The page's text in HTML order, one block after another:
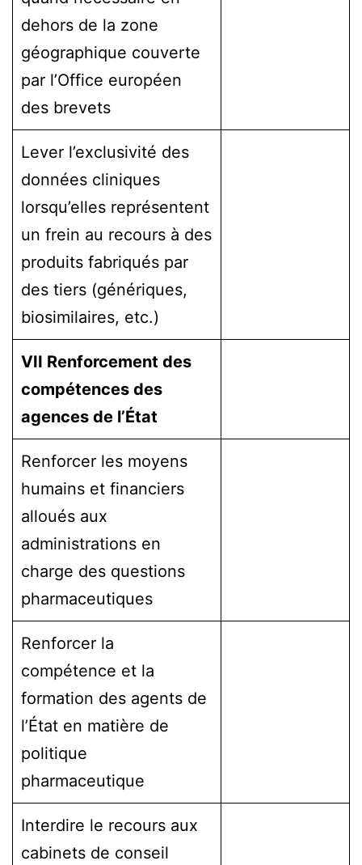
dehors de la zone
géographique couverte
par l’Office européen
des brevets
Lever l’exclusivité des
données cliniques
lorsqu’elles représentent
un frein au recours à des
produits fabriqués par
des tiers (génériques,
biosimilaires, etc.)
VII Renforcement des
compétences des
agences de l’État
Renforcer les moyens
humains et financiers
alloués aux
administrations en
charge des questions
pharmaceutiques
Renforcer la
compétence et la
formation des agents de
l’État en matière de
politique
pharmaceutique
Interdire le recours aux
cabinets de conseil